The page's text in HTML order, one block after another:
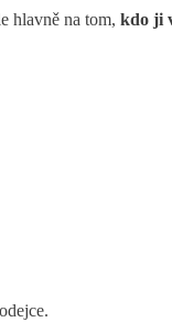
hlavně na tom,kdo ji